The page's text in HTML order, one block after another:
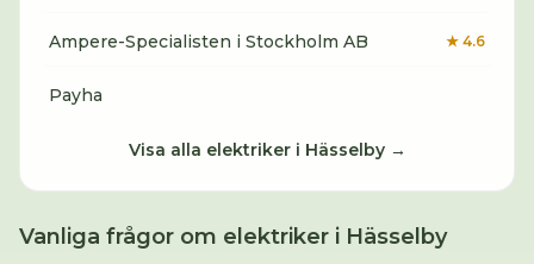
Ampere-Specialisten i Stockholm AB ★ 4.6
Payha
Visa alla elektrikeri Hässelby→
Vanliga frågor om elektriker i Hässelby